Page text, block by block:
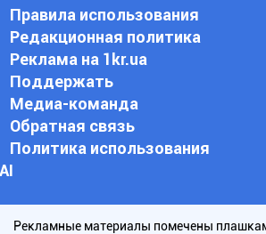
Правила использования
Редакционная политика
Реклама на 1kr.ua
Поддержать
Медиа-команда
Обратная связь
Политика использования
АI
Рекламные материалы помечены